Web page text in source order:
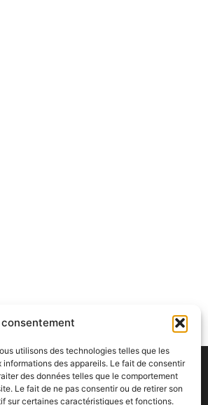
utilisons des technologies telles que les
des appareils. Le fait de consentir
des données telles que le comportement
Le fait de ne pas consentir ou de retirer son
sur certaines caractéristiques et fonctions.